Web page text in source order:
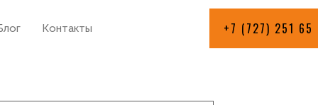
Контакты +7 (727) 251 65